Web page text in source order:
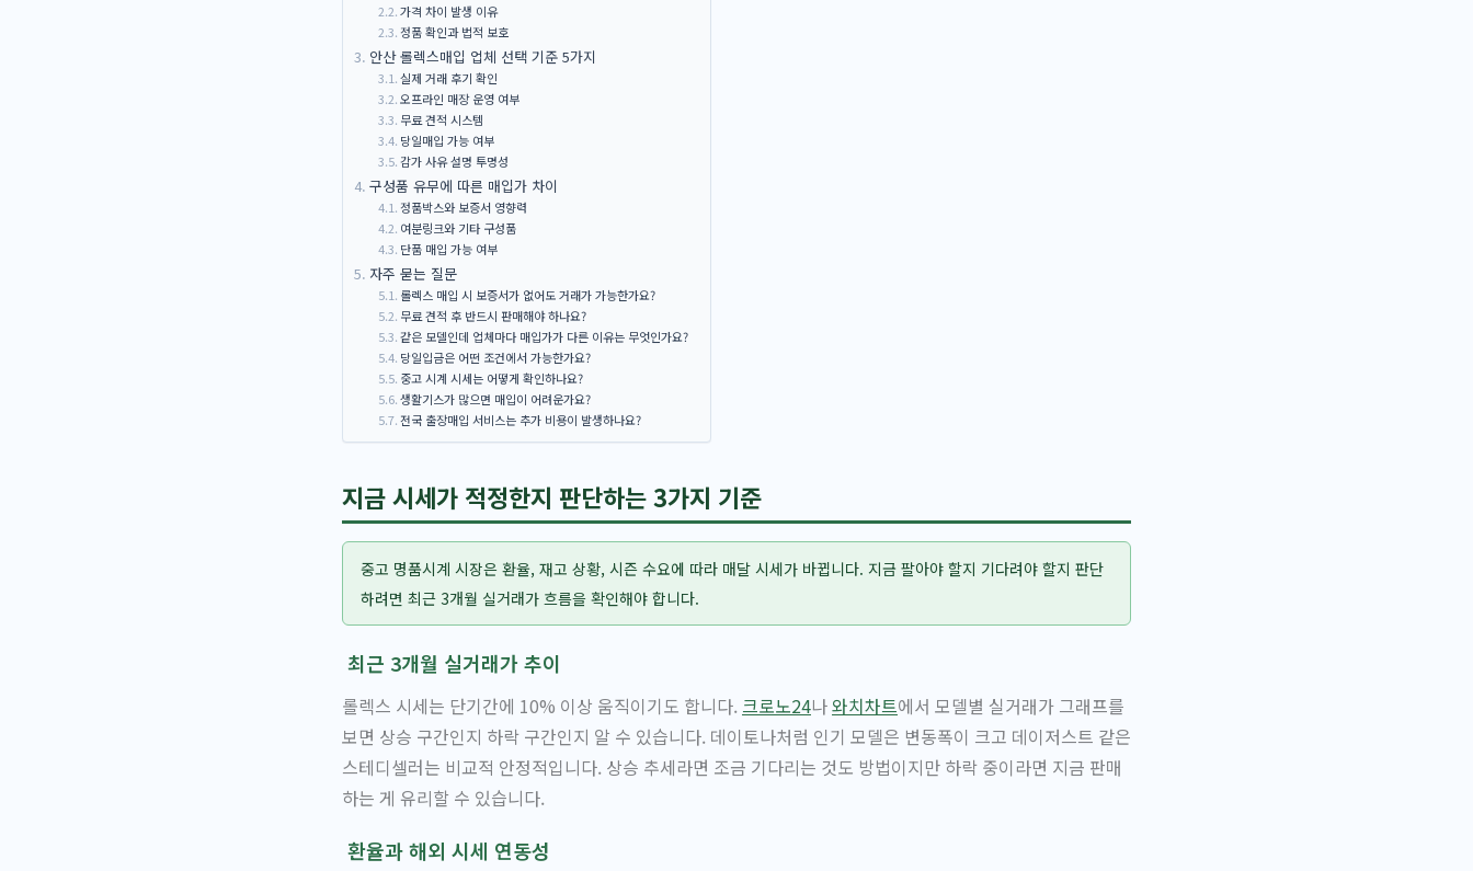
가격 차이 발생 이유
정품 확인과 법적 보호
안산 롤렉스매입 업체 선택 기준 5가지
실제 거래 후기 확인
오프라인 매장 운영 여부
무료 견적 시스템
당일매입 가능 여부
감가 사유 설명 투명성
구성품 유무에 따른 매입가 차이
정품박스와 보증서 영향력
여분링크와 기타 구성품
단품 매입 가능 여부
자주 묻는 질문
롤렉스 매입 시 보증서가 없어도 거래가 가능한가요?
무료 견적 후 반드시 판매해야 하나요?
같은 모델인데 업체마다 매입가가 다른 이유는 무엇인가요?
당일입금은 어떤 조건에서 가능한가요?
중고 시계 시세는 어떻게 확인하나요?
생활기스가 많으면 매입이 어려운가요?
전국 출장매입 서비스는 추가 비용이 발생하나요?
지금 시세가 적정한지 판단하는 3가지 기준
중고 명품시계 시장은 환율, 재고 상황, 시즌 수요에 따라 매달 시세가 바뀝니다. 지금 팔아야 할지 기다려야 할지 판단
하려면 최근 3개월 실거래가 흐름을 확인해야 합니다.
최근 3개월 실거래가 추이
롤렉스 시세는 단기간에 10% 이상 움직이기도 합니다. 크로노24나와치차트에서 모델별 실거래가 그래프를
보면 상승 구간인지 하락 구간인지 알 수 있습니다. 데이토나처럼 인기 모델은 변동폭이 크고 데이저스트 같은
스테디셀러는 비교적 안정적입니다. 상승 추세라면 조금 기다리는 것도 방법이지만 하락 중이라면 지금 판매
하는 게 유리할 수 있습니다.
환율과 해외 시세 연동성